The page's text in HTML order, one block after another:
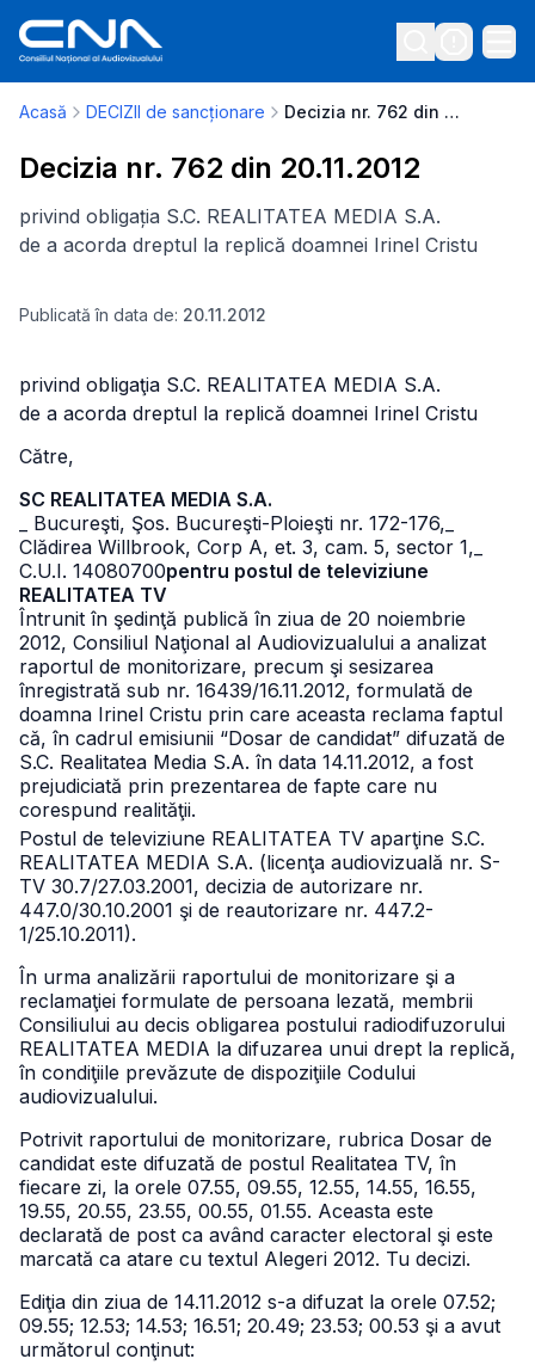
Acasă DECIZII de sancționare Decizia nr. 762 din 20.11.2012
Decizia nr. 762 din 20.11.2012
privind obligația S.C. REALITATEA MEDIA S.A.
de a acorda dreptul la replică doamnei Irinel Cristu
Publicată în data de: 20.11.2012
privind obligaţia S.C. REALITATEA MEDIA S.A.
de a acorda dreptul la replică doamnei Irinel Cristu
Către,
SC REALITATEA MEDIA S.A.
_ Bucureşti, Şos. Bucureşti-Ploieşti nr. 172-176,
Clădirea Willbrook, Corp A, et. 3, cam. 5, sector 1,
C.U.I. 14080700pentru postul de televiziune
REALITATEA TV
Întrunit în şedinţă publică în ziua de 20 noiembrie
2012, Consiliul Naţional al Audiovizualului a analizat
raportul de monitorizare, precum şi sesizarea
înregistrată sub nr. 16439/16.11.2012, formulată de
doamna Irinel Cristu prin care aceasta reclama faptul
că, în cadrul emisiunii “Dosar de candidat” difuzată de
S.C. Realitatea Media S.A. în data 14.11.2012, a fost
prejudiciată prin prezentarea de fapte care nu
corespund realităţii.
Postul de televiziune REALITATEA TV aparţine S.C.
REALITATEA MEDIA S.A. (licenţa audiovizuală nr. S-
TV 30.7/27.03.2001, decizia de autorizare nr.
447.0/30.10.2001 şi de reautorizare nr. 447.2-
1/25.10.2011).
În urma analizării raportului de monitorizare şi a
reclamaţiei formulate de persoana lezată, membrii
Consiliului au decis obligarea postului radiodifuzorului
REALITATEA MEDIA la difuzarea unui drept la replică,
în condiţiile prevăzute de dispoziţiile Codului
audiovizualului.
Potrivit raportului de monitorizare, rubrica Dosar de
candidat este difuzată de postul Realitatea TV, în
fiecare zi, la orele 07.55, 09.55, 12.55, 14.55, 16.55,
19.55, 20.55, 23.55, 00.55, 01.55. Aceasta este
declarată de post ca având caracter electoral şi este
marcată ca atare cu textul Alegeri 2012. Tu decizi.
Ediţia din ziua de 14.11.2012 s-a difuzat la orele 07.52;
09.55; 12.53; 14.53; 16.51; 20.49; 23.53; 00.53 şi a avut
următorul conţinut: